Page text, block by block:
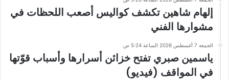
إلهام شاهين تكشف كواليس أصعب اللحظات في
مشوارها الفني
الجمعة 7 أغسطس 2026 الساعة 5:24 ص
ياسمين صبري تفتح خزائن أسرارها وأسباب قوّتها
في المواقف (فيديو)